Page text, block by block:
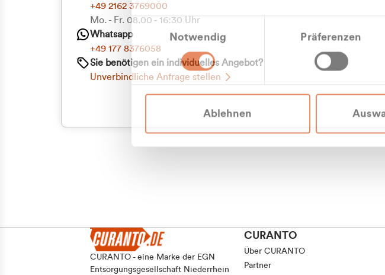
Einwilligungsauswahl
Notwendig Präferenzen
Ablehnen
Privatkunde (inkl. MwSt.)
Geschäftskunde (exkl. MwSt.)
+49 2162 3769000
Mo. - Fr. 08.00 - 16:30 Uhr
Whatsapp
+49 177 8376058
Sie benötigen ein individuelles Angebot?
Unverbindliche Anfrage stellen
CURANTO - eine Marke der EGN
Entsorgungsgesellschaft Niederrhein
CURANTO
Über CURANTO
Partner